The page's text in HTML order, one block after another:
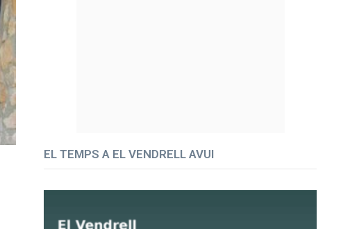
EL TEMPS A EL VENDRELL AVUI